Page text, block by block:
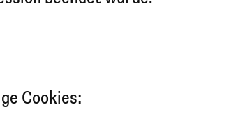
Cookies: